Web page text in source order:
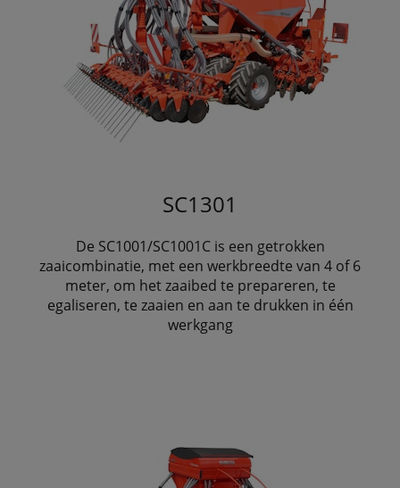
SC1301
De SC1001/SC1001C is een getrokken
zaaicombinatie, met een werkbreedte van 4 of 6
meter, om het zaaibed te prepareren, te
egaliseren, te zaaien en aan te drukken in één
werkgang